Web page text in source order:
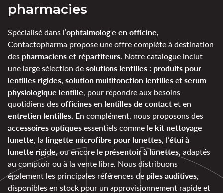
pharmacies
Spécialisé dans l’ophtalmologie en officine,
Contactopharma propose une offre complète à destination
des pharmaciens et répartiteurs. Notre catalogue inclut
une large sélection desolutions lentilles : produits pour
lentilles rigides, solution multifonction lentillesetserum
physiologique lentille, pour répondre aux besoins
quotidiens desofficinesen lentilles de contactet en
entretien lentilles. En complément, nous proposons des
accessoires optiquesessentiels comme le kit nettoyage
lunette, la lingette microfibre pour lunettes, l’étui à
lunette rigide, ou encore le présentoir à lunettes, adaptés
au comptoir ou à la vente libre. Nous distribuons
également les principales références de piles auditives,
disponibles en stock pour un approvisionnement rapide et